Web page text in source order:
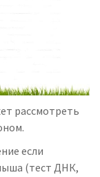
рассмотреть
если
(тест ДНК,